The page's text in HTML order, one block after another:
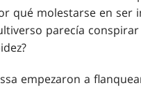
qué molestarse en ser
parecía
empezaron a